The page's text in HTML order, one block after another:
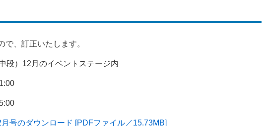
、訂正いたします。
段）12月のイベントステージ内
号のダウンロード [PDFファイル／15.73MB]